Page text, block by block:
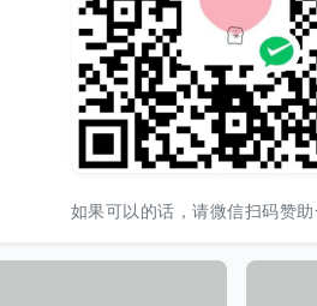
如果可以的话，请微信扫码赞助